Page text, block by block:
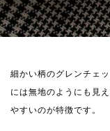
細かい柄のグレンチェ
には無地のようにも見
やすいのが特徴です。